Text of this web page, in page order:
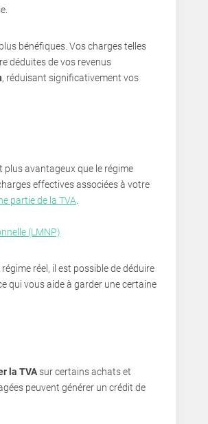
bénéfiques. Vos charges telles
déduites de vos revenus
, réduisant significativement vos
plus avantageux que le régime
effectives associées à votre
partie de la TVA
(LMNP)
réel, il est possible de déduire
qui vous aide à garder une certaine
la TVA sur certains achats et
peuvent générer un crédit de